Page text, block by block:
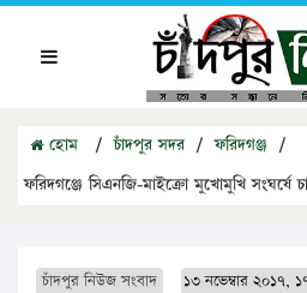
হোম / চাঁদপুর সদর / ফরিদগঞ্জ /
ফরিদগঞ্জে সিএনজি-মাইক্রো মুখোমুখি
চাঁদপুর নিউজ সংবাদ ১৩ নভেম্বার ২০১৭,